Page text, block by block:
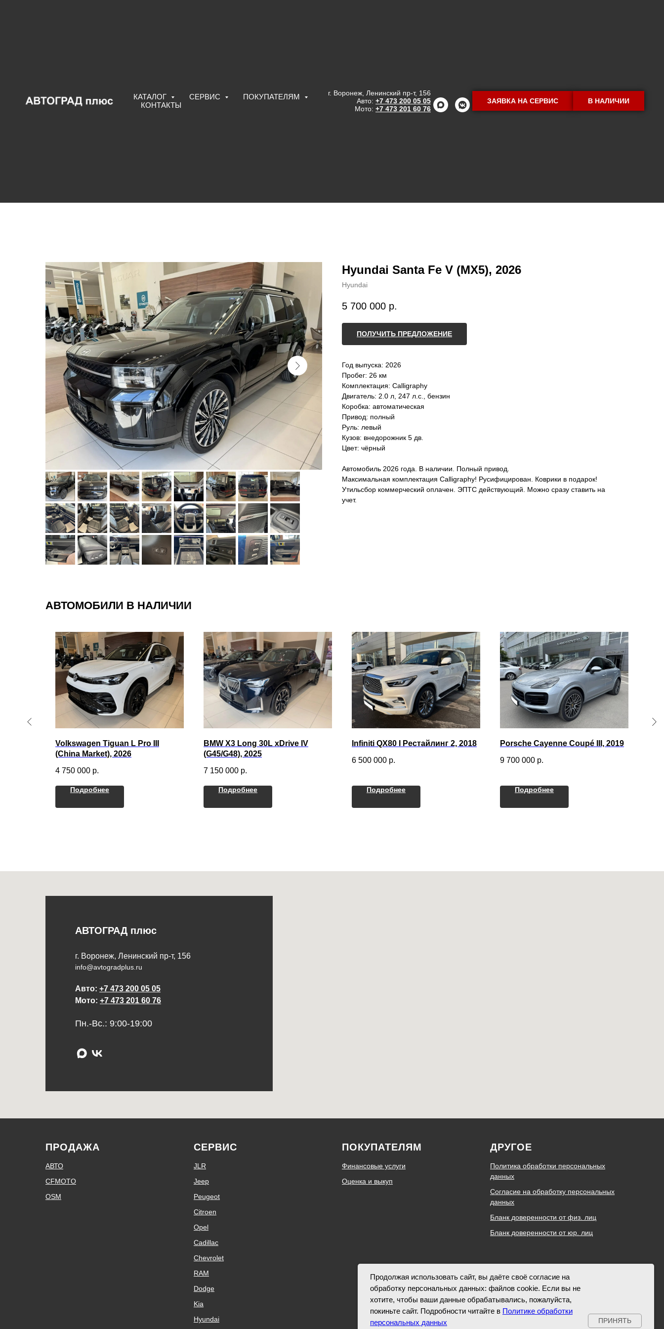
Продолжая использовать сайт, вы даёте своё согласие на
обработку персональных данных: файлов cookie. Если вы не
хотите, чтобы ваши данные обрабатывались, пожалуйста,
покиньте сайт. Подробности читайте в Политике обработки
персональных данных
ПРИНЯТЬ
КАТАЛОГ CЕРВИС
ПОКУПАТЕЛЯМ
КОНТАКТЫ
г. Воронеж, Ленинский пр-т, 156
Авто: +7 473 200 05 05
Мото: +7 473 201 60 76
ЗАЯВКА НА СЕРВИС В НАЛИЧИИ
Hyundai Santa Fe V (MX5), 2026
Hyundai
5 700 000 р.
ПОЛУЧИТЬ ПРЕДЛОЖЕНИЕ
Год выпуска: 2026
Пробег: 26 км
Комплектация: Calligraphy
Двигатель: 2.0 л, 247 л.с., бензин
Коробка: автоматическая
Привод: полный
Руль: левый
Кузов: внедорожник 5 дв.
Цвет: чёрный
Автомобиль 2026 года. В наличии. Полный привод.
Максимальная комплектация Calligraphy! Русифицирован. Коврики в подарок!
Утильсбор коммерческий оплачен. ЭПТС действующий. Можно сразу ставить на
учет.
АВТОМОБИЛИ В НАЛИЧИИ
Volkswagen Tiguan L Pro III
(China Market), 2026
4 750 000 р.
Подробнее
BMW X3 Long 30L xDrive IV
(G45/G48), 2025
7 150 000 р.
Подробнее
Infiniti QX80 I Рестайлинг 2, 2018
6 500 000 р.
Подробнее
Porsche Cayenne Coupé III, 2019
9 700 000 р.
Подробнее
АВТОГРАД плюс
г. Воронеж, Ленинский пр-т, 156
info@avtogradplus.ru
Авто: +7 473 200 05 05
Мото: +7 473 201 60 76
Пн.-Вс.: 9:00-19:00
ПРОДАЖА
АВТО
СFMOTO
OSM
СЕРВИС
JLR
Jeep
Peugeot
Citroen
Opel
Cadillac
Chevrolet
RAM
Dodge
Kia
Hyundai
ПОКУПАТЕЛЯМ
Финансовые услуги
Оценка и выкуп
ДРУГОЕ
Политика обработки персональных
данных
Согласие на обработку персональных
данных
Бланк доверенности от физ. лиц
Бланк доверенности от юр. лиц